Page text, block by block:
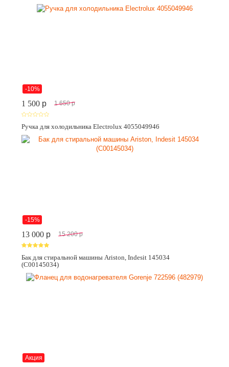
-10%
1 500 p 1 650 p
Ручка для холодильника Electrolux 4055049946
-15%
13 000 p 15 200 p
Бак для стиральной машины Ariston, Indesit 145034
(C00145034)
Акция